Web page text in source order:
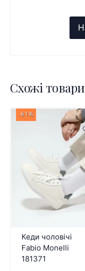
Схожі товари
-61%
Кеди чоловічі
Fabio Monelli
181371